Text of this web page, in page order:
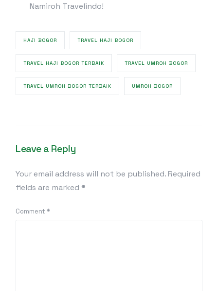
Namiroh Travelindo!
HAJI BOGOR TRAVEL HAJI BOGOR
TRAVEL HAJI BOGOR TERBAIK TRAVEL UMROH BOGOR
TRAVEL UMROH BOGOR TERBAIK UMROH BOGOR
Leave a Reply
Your email address will not be published. Required
fields are marked *
Comment*